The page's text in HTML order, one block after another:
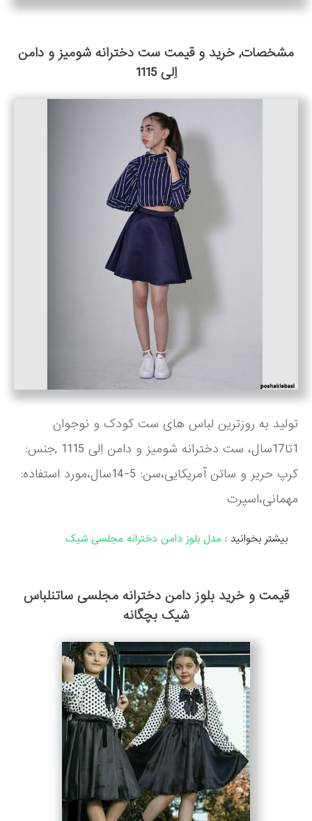
مشخصات, خرید و قیمت ست دخترانه شومیز و دامن
اِلی 1115
تولید به روزترین لباس های ست کودک و نوجوان
1تا17سال، ست دخترانه شومیز و دامن اِلی 1115 ,جنس:
کرپ حریر و ساتن آمریکایی،سن: 5-14سال،مورد استفاده:
مهمانی،اسپرت
بیشتر بخوانید : مدل بلوز دامن دخترانه مجلسی شیک
قیمت و خرید بلوز دامن دخترانه مجلسی ساتنلباس
شیک بچگانه